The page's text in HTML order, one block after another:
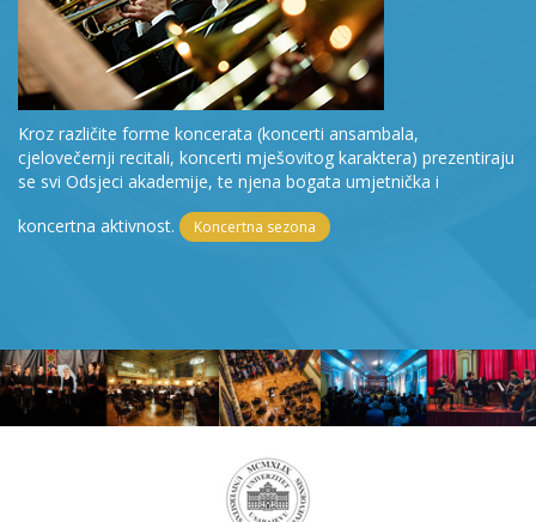
Kroz različite forme koncerata (koncerti ansambala,
cjelovečernji recitali, koncerti mješovitog karaktera) prezentiraju
se svi Odsjeci akademije, te njena bogata umjetnička i
koncertna aktivnost.
Koncertna sezona